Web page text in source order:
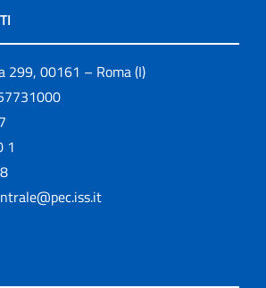
299, 00161 – Roma (I)
1